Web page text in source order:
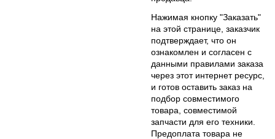
Нажимая кнопку "Заказать"
на этой странице, заказчик
подтверждает, что он
ознакомлен и согласен с
данными правилами заказа
через этот интернет ресурс,
и готов оставить заказ на
подбор совместимого
товара, совместимой
запчасти для его техники.
Предоплата товара не